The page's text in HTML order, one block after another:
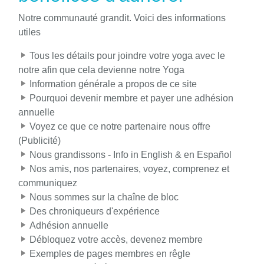
Notre communauté grandit. Voici des informations
utiles
Tous les détails pour joindre votre yoga avec le
notre afin que cela devienne notre Yoga
Information générale a propos de ce site
Pourquoi devenir membre et payer une adhésion
annuelle
Voyez ce que ce notre partenaire nous offre
(Publicité)
Nous grandissons - Info in English & en Español
Nos amis, nos partenaires, voyez, comprenez et
communiquez
Nous sommes sur la chaîne de bloc
Des chroniqueurs d'expérience
Adhésion annuelle
Débloquez votre accès, devenez membre
Exemples de pages membres en rêgle